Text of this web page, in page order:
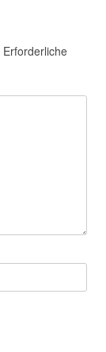
Erforderliche